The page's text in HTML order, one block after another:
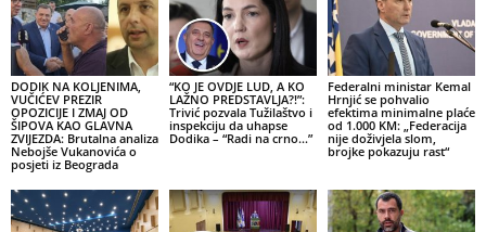
DODIK NA KOLJENIMA,
VUČIĆEV PREZIR
OPOZICIJE I ZMAJ OD
ŠIPOVA KAO GLAVNA
ZVIJEZDA: Brutalna analiza
Nebojše Vukanovića o
posjeti iz Beograda
“KO JE OVDJE LUD, A KO
LAŽNO PREDSTAVLJA?!”:
Trivić pozvala Tužilaštvo i
inspekciju da uhapse
Dodika – “Radi na crno…”
Federalni ministar Kemal
Hrnjić se pohvalio
efektima minimalne plaće
od 1.000 KM: „Federacija
nije doživjela slom,
brojke pokazuju rast“